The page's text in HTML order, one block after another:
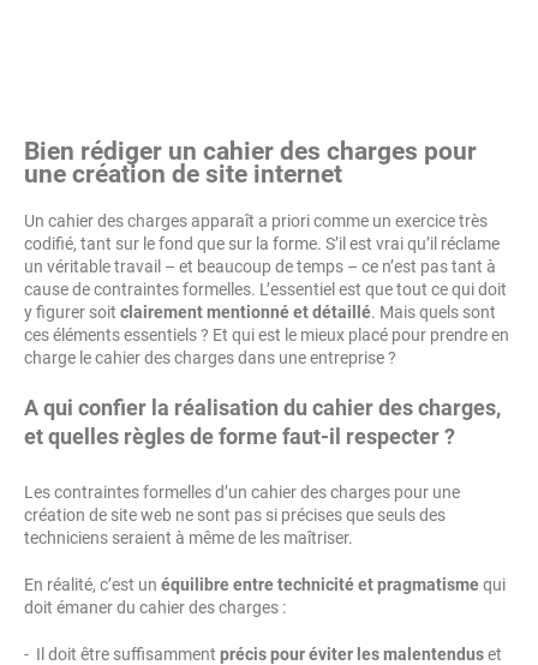
Bien rédiger un cahier des charges pour
une création de site internet
Un cahier des charges apparaît a priori comme un exercice très
codifié, tant sur le fond que sur la forme. S’il est vrai qu’il réclame
un véritable travail – et beaucoup de temps – ce n’est pas tant à
cause de contraintes formelles. L’essentiel est que tout ce qui doit
y figurer soit clairement mentionné et détaillé. Mais quels sont
ces éléments essentiels ? Et qui est le mieux placé pour prendre en
charge le cahier des charges dans une entreprise ?
A qui confier la réalisation du cahier des charges,
et quelles règles de forme faut-il respecter ?
Les contraintes formelles d’un cahier des charges pour une
création de site web ne sont pas si précises que seuls des
techniciens seraient à même de les maîtriser.
En réalité, c’est un équilibre entre technicité et pragmatismequi
doit émaner du cahier des charges :
- Il doit être suffisamment précis pour éviter les malentenduset